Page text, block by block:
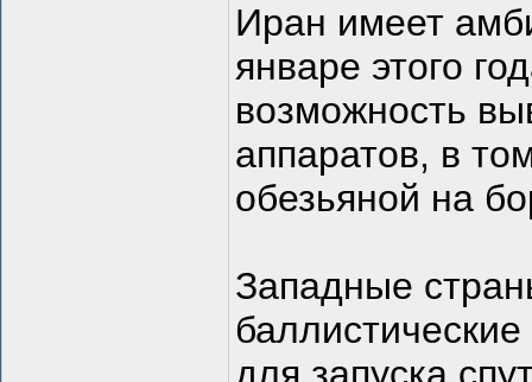
Иран имеет
январе этого
возможность
аппаратов, в
обезьяной на
Западные